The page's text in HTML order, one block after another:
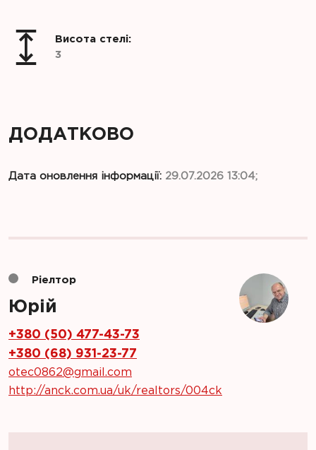
3
Висота стелі:
ДОДАТКОВО
Дата оновлення інформації: 29.07.2026 13:04;
Ріелтор
Юрій
+380 (50) 477-43-73
+380 (68) 931-23-77
otec0862@gmail.com
http://anck.com.ua/uk/realtors/004ck